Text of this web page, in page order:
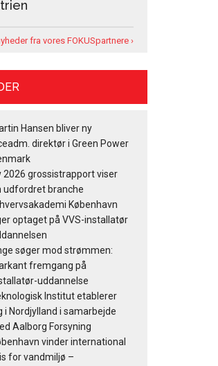
fra vores FOKUSpartnere ›
Hansen bliver ny
direktør i Green Power
2026 grossistrapport viser
udfordret branche
København
optaget på VVS-installatør
søger mod strømmen:
fremgang på
uddannelse
Institut etablerer
i Nordjylland i samarbejde
Aalborg Forsyning
vinder international
for vandmiljø –